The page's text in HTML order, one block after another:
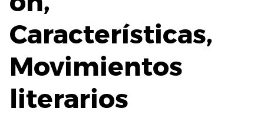
Características,
Movimientos
literarios